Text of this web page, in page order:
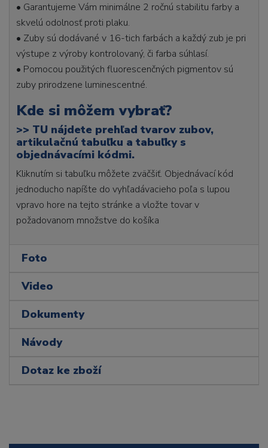
• Garantujeme Vám minimálne 2 ročnú stabilitu farby a
skvelú odolnosť proti plaku.
• Zuby sú dodávané v 16-tich farbách a každý zub je pri
výstupe z výroby kontrolovaný, či farba súhlasí.
• Pomocou použitých fluorescenčných pigmentov sú
zuby prirodzene luminescentné.
Kde si môžem vybrať?
>> TU nájdete prehľad tvarov zubov,
artikulačnú tabuľku a tabuľky s
objednávacími kódmi.
Kliknutím si tabuľku môžete zväčšiť. Objednávací kód
jednoducho napíšte do vyhľadávacieho poľa s lupou
vpravo hore na tejto stránke a vložte tovar v
požadovanom množstve do košíka
Foto
Video
Dokumenty
Návody
Dotaz ke zboží